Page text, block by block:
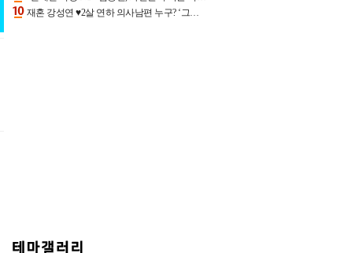
재혼 강성연 ♥2살 연하 의사남편 누구? ‘그알’ 자문의에 훈남 비주얼 초엘리트 스펙 [종합]